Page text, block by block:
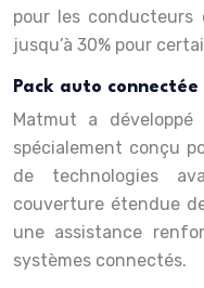
pour les conducteurs
jusqu’à 30% pour
Pack auto
Matmut a
spécialement conçu
de technologies
couverture étendue
une assistance
systèmes connectés.